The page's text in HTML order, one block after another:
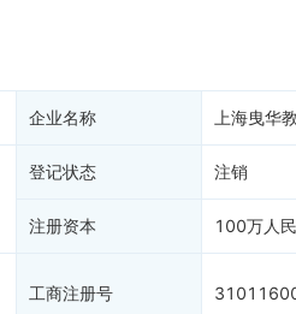
1
企业名称 上海曳华
登记状态 注销
注册资本 100万人
工商注册号